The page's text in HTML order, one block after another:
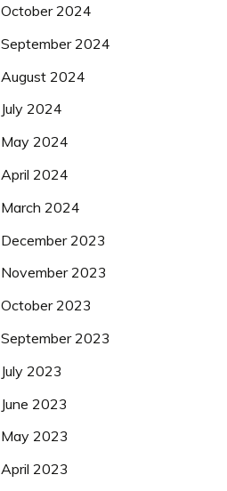
October 2024
September 2024
August 2024
July 2024
May 2024
April 2024
March 2024
December 2023
November 2023
October 2023
September 2023
July 2023
June 2023
May 2023
April 2023